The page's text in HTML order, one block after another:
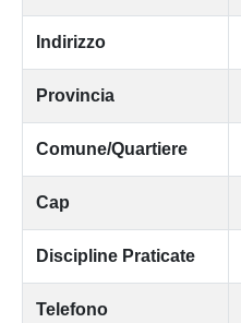
Indirizzo
Provincia
Comune/Quartiere
Cap
Discipline Praticate
Telefono